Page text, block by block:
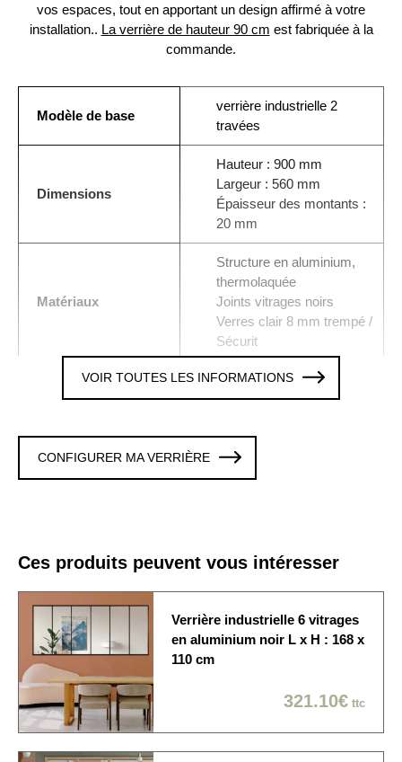
vos espaces, tout en apportant un design affirmé à votre
installation.. La verrière de hauteur 90 cm est fabriquée à la
commande.
Modèle de base
verrière industrielle 2
travées
Dimensions
Hauteur : 900 mm
Largeur : 560 mm
Épaisseur des montants :
20 mm
Matériaux
Structure en aluminium,
thermolaquée
Joints vitrages noirs
Verres clair 8 mm trempé /
Sécurit
2 Verres trempé 8 mm
clair
Colori / Finition NOIR
La verrière est fixée sur
Origine de
fabrication
Délai de fabrication
La verrière est
Economique / Choix du
jour
Sur rendez-vous: 1/2
VOIR TOUTES LES INFORMATIONS
CONFIGURER MA VERRIÈRE
Ces produits peuvent vous intéresser
Verrière industrielle 6 vitrages
en aluminium noir L x H : 168 x
110 cm
321.10€ ttc